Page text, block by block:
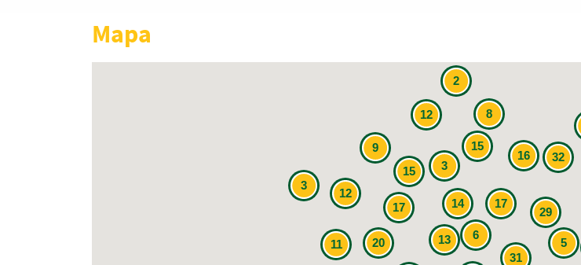
Mapa
31
17
32
13
11
29
14
12
15
17
8
15
16
20
12
6
3
9
5
3
2